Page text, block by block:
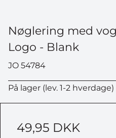
Nøglering med
Logo - Blank
JO 54784
På lager (lev. 1-2 hverdage)
49,95 DKK